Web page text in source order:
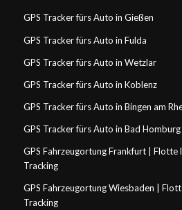
GPS Tracker fürs Auto in Gießen
GPS Tracker fürs Auto in Fulda
GPS Tracker fürs Auto in Wetzlar
GPS Tracker fürs Auto in Koblenz
GPS Tracker fürs Auto in Bingen am
GPS Tracker fürs Auto in Bad
GPS Fahrzeugortung Frankfurt |
Tracking
GPS Fahrzeugortung Wiesbaden |
Tracking